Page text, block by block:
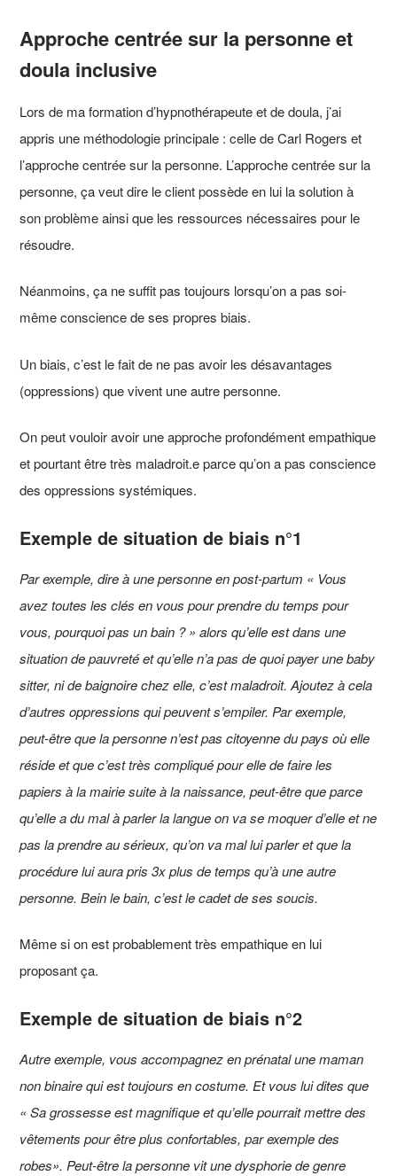
Approche centrée sur la personne et
doula inclusive
Lors de ma formation d’hypnothérapeute et de doula, j’ai
appris une méthodologie principale : celle de Carl Rogers et
l’approche centrée sur la personne. L’approche centrée sur la
personne, ça veut dire le client possède en lui la solution à
son problème ainsi que les ressources nécessaires pour le
résoudre.
Néanmoins, ça ne suffit pas toujours lorsqu’on a pas soi-
même conscience de ses propres biais.
Un biais, c’est le fait de ne pas avoir les désavantages
(oppressions) que vivent une autre personne.
On peut vouloir avoir une approche profondément empathique
et pourtant être très maladroit.e parce qu’on a pas conscience
des oppressions systémiques.
Exemple de situation de biais n°1
Par exemple, dire à une personne en post-partum « Vous
avez toutes les clés en vous pour prendre du temps pour
vous, pourquoi pas un bain ? » alors qu’elle est dans une
situation de pauvreté et qu’elle n’a pas de quoi payer une baby
sitter, ni de baignoire chez elle, c’est maladroit. Ajoutez à cela
d’autres oppressions qui peuvent s’empiler. Par exemple,
peut-être que la personne n’est pas citoyenne du pays où elle
réside et que c’est très compliqué pour elle de faire les
papiers à la mairie suite à la naissance, peut-être que parce
qu’elle a du mal à parler la langue on va se moquer d’elle et ne
pas la prendre au sérieux, qu’on va mal lui parler et que la
procédure lui aura pris 3x plus de temps qu’à une autre
personne. Bein le bain, c’est le cadet de ses soucis.
Même si on est probablement très empathique en lui
proposant ça.
Exemple de situation de biais n°2
Autre exemple, vous accompagnez en prénatal une maman
non binaire qui est toujours en costume. Et vous lui dites que
« Sa grossesse est magnifique et qu’elle pourrait mettre des
vêtements pour être plus confortables, par exemple des
robes». Peut-être la personne vit une dysphorie de genre